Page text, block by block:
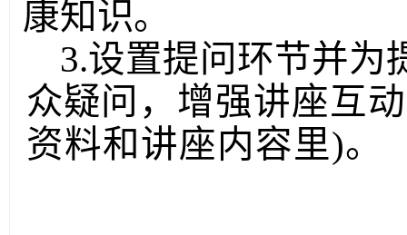
康知 识。
3.设置提问环节并为
众疑问，增强讲座互
资料和讲座内容里)。